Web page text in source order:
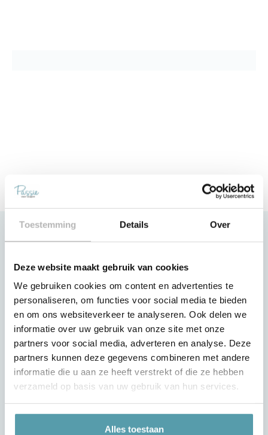
Toestemming Details Over
Deze website maakt gebruik van cookies
We gebruiken cookies om content en advertenties te
personaliseren, om functies voor social media te bieden
en om ons websiteverkeer te analyseren. Ook delen we
informatie over uw gebruik van onze site met onze
partners voor social media, adverteren en analyse. Deze
partners kunnen deze gegevens combineren met andere
informatie die u aan ze heeft verstrekt of die ze hebben
verzameld op basis van uw gebruik van hun services.
Alles toestaan
Contact
Slaapgarantie
Betaling van de aankoop
Bezorging & Montage
Mijn account
Klantenservice
Bezorg- en retour condities
Passie voor Slapen